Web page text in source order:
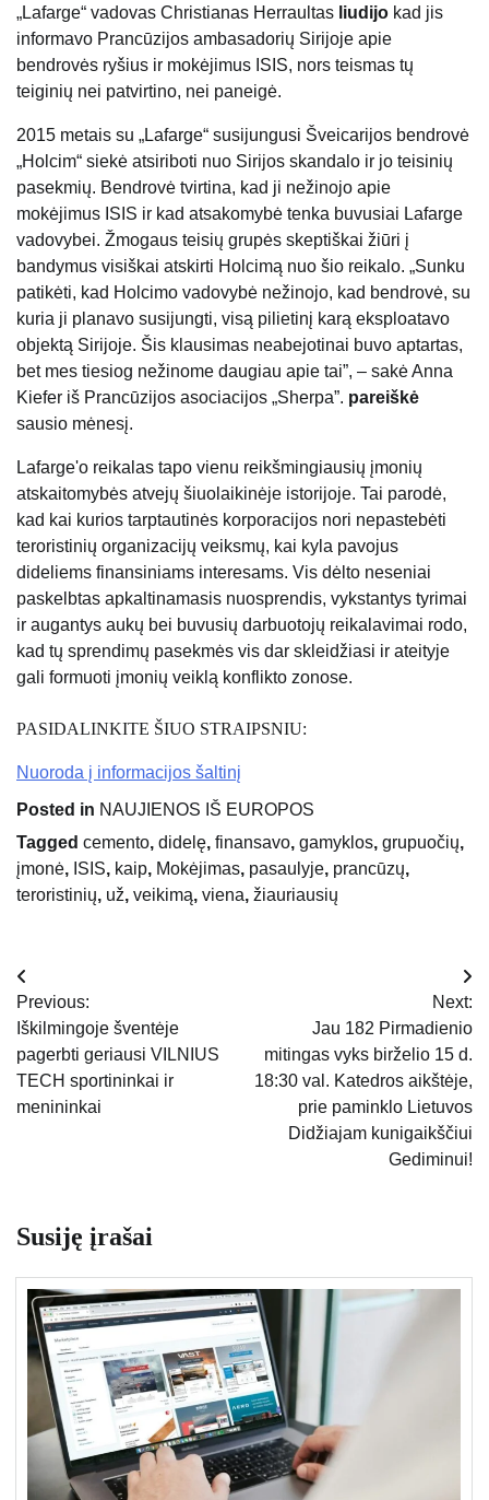
„Lafarge“ vadovas Christianas Herraultas liudijo kad jis
informavo Prancūzijos ambasadorių Sirijoje apie
bendrovės ryšius ir mokėjimus ISIS, nors teismas tų
teiginių nei patvirtino, nei paneigė.
2015 metais su „Lafarge“ susijungusi Šveicarijos bendrovė
„Holcim“ siekė atsiriboti nuo Sirijos skandalo ir jo teisinių
pasekmių. Bendrovė tvirtina, kad ji nežinojo apie
mokėjimus ISIS ir kad atsakomybė tenka buvusiai Lafarge
vadovybei. Žmogaus teisių grupės skeptiškai žiūri į
bandymus visiškai atskirti Holcimą nuo šio reikalo. „Sunku
patikėti, kad Holcimo vadovybė nežinojo, kad bendrovė, su
kuria ji planavo susijungti, visą pilietinį karą eksploatavo
objektą Sirijoje. Šis klausimas neabejotinai buvo aptartas,
bet mes tiesiog nežinome daugiau apie tai”, – sakė Anna
Kiefer iš Prancūzijos asociacijos „Sherpa”. pareiškė
sausio mėnesį.
Lafarge'o reikalas tapo vienu reikšmingiausių įmonių
atskaitomybės atvejų šiuolaikinėje istorijoje. Tai parodė,
kad kai kurios tarptautinės korporacijos nori nepastebėti
teroristinių organizacijų veiksmų, kai kyla pavojus
dideliems finansiniams interesams. Vis dėlto neseniai
paskelbtas apkaltinamasis nuosprendis, vykstantys tyrimai
ir augantys aukų bei buvusių darbuotojų reikalavimai rodo,
kad tų sprendimų pasekmės vis dar skleidžiasi ir ateityje
gali formuoti įmonių veiklą konflikto zonose.
PASIDALINKITE ŠIUO STRAIPSNIU:
Nuoroda į informacijos šaltinį
Posted in NAUJIENOS IŠ EUROPOS
Tagged cemento, didelę, finansavo, gamyklos, grupuočių,
įmonė, ISIS, kaip, Mokėjimas, pasaulyje, prancūzų,
teroristinių, už, veikimą, viena, žiauriausių
Navigacija
tarp
įrašų
Previous:
Iškilmingoje šventėje
pagerbti geriausi VILNIUS
TECH sportininkai ir
menininkai
Next:
Jau 182 Pirmadienio
mitingas vyks birželio 15 d.
18:30 val. Katedros aikštėje,
prie paminklo Lietuvos
Didžiajam kunigaikščiui
Gediminui!
Susiję įrašai